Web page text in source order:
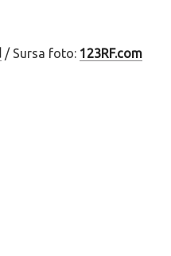
/ Sursa foto: 123RF.com